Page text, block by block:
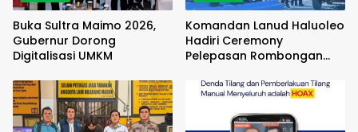
Buka Sultra Maimo 2026,
Gubernur Dorong
Digitalisasi UMKM
Komandan Lanud Haluoleo
Hadiri Ceremony
Pelepasan Rombongan
(FAMTRIP) Overland